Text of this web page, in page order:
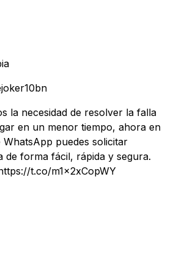
la necesidad de resolver la falla
en un menor tiempo, ahora en
puedes solicitar
de forma fácil, rápida y segura.
t.co/m1x2xCopWY